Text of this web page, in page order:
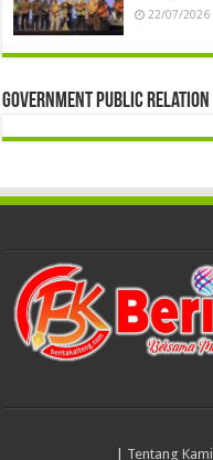
22/07/2026
Government Public Relation
Tentang Kami